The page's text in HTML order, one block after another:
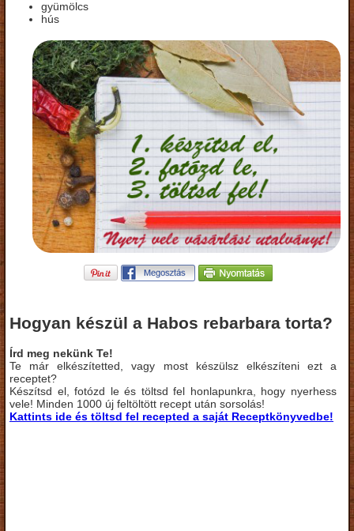
gyümölcs
hús
Hogyan készül a Habos rebarbara torta?
Írd meg nekünk Te!
Te már elkészítetted, vagy most készülsz elkészíteni ezt a
receptet?
Készítsd el, fotózd le és töltsd fel honlapunkra, hogy nyerhess
vele! Minden 1000 új feltöltött recept után sorsolás!
Kattints ide és töltsd fel recepted a saját Receptkönyvedbe!